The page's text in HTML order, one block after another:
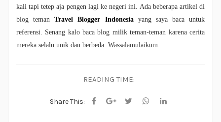
kali tapi tetep aja pengen lagi ke negeri ini. Ada beberapa artikel di
blog temanTravel Blogger Indonesiayang saya baca untuk
referensi. Senang kalo baca blog milik teman-teman karena cerita
mereka selalu unik dan berbeda. Wassalamulaikum.
READING TIME:
Share This: